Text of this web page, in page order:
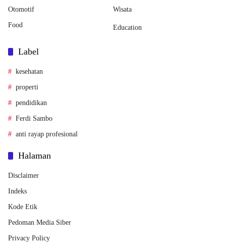
Otomotif Wisata
Food Education
Label
kesehatan
properti
pendidikan
Ferdi Sambo
anti rayap profesional
Halaman
Disclaimer
Indeks
Kode Etik
Pedoman Media Siber
Privacy Policy